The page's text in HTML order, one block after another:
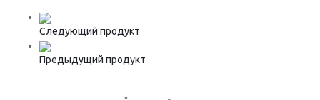
Следующий продукт
Предыдущий продукт